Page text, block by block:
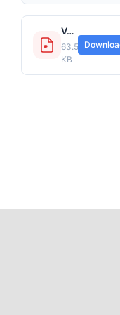
Verzekeringskaart Inboedelverzekering Top.pdf
63.53
KB